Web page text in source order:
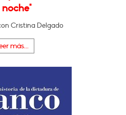
Cristina Delgado
más...